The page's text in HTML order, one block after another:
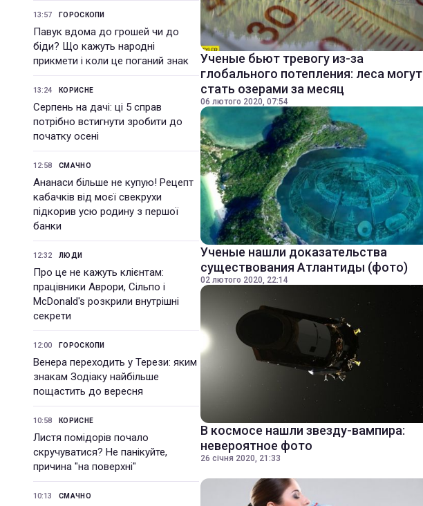
13:57 ГОРОСКОПИ
Павук вдома до грошей чи до
біди? Що кажуть народні
прикмети і коли це поганий знак
13:24 КОРИСНЕ
Серпень на дачі: ці 5 справ
потрібно встигнути зробити до
початку осені
12:58 СМАЧНО
Ананаси більше не купую! Рецепт
кабачків від моєї свекрухи
підкорив усю родину з першої
банки
12:32 ЛЮДИ
Про це не кажуть клієнтам:
працівники Аврори, Сільпо і
McDonald's розкрили внутрішні
секрети
12:00 ГОРОСКОПИ
Венера переходить у Терези: яким
знакам Зодіаку найбільше
пощастить до вересня
10:58 КОРИСНЕ
Листя помідорів почало
скручуватися? Не панікуйте,
причина "на поверхні"
10:13 СМАЧНО
Ученые бьют тревогу из-за
глобального потепления: леса могут
стать озерами за месяц
06 лютого 2020, 07:54
Ученые нашли доказательства
существования Атлантиды (фото)
02 лютого 2020, 22:14
В космосе нашли звезду-вампира:
невероятное фото
26 січня 2020, 21:33